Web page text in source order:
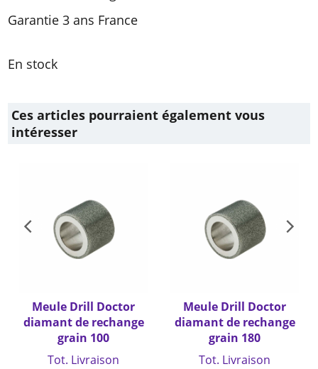
Inclus Sac de rangement
Ces articles pourraient également vous
Meule Drill Doctor
diamant de rechange
grain 100
Meule Drill Doctor
diamant de rechange
grain 180